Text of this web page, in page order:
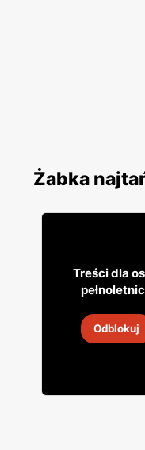
Żabka
2999
Wódka Żołądkowa
18 sie 2026
Treści dla
Odblokuj